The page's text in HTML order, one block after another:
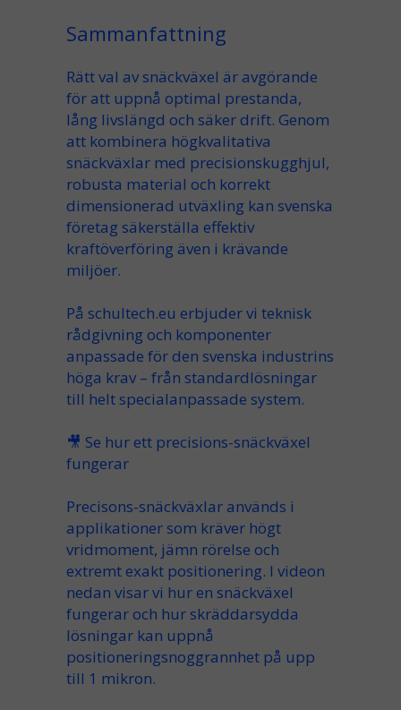
Sammanfattning
Rätt val av snäckväxel är avgörande
för att uppnå optimal prestanda,
lång livslängd och säker drift. Genom
att kombinera högkvalitativa
snäckväxlar med precisionskugghjul,
robusta material och korrekt
dimensionerad utväxling kan svenska
företag säkerställa effektiv
kraftöverföring även i krävande
miljöer.
På schultech.eu erbjuder vi teknisk
rådgivning och komponenter
anpassade för den svenska industrins
höga krav – från standardlösningar
till helt specialanpassade system.
🎥 Se hur ett precisions-snäckväxel
fungerar
Precisons-snäckväxlar används i
applikationer som kräver högt
vridmoment, jämn rörelse och
extremt exakt positionering. I videon
nedan visar vi hur en snäckväxel
fungerar och hur skräddarsydda
lösningar kan uppnå
positioneringsnoggrannhet på upp
till 1 mikron.